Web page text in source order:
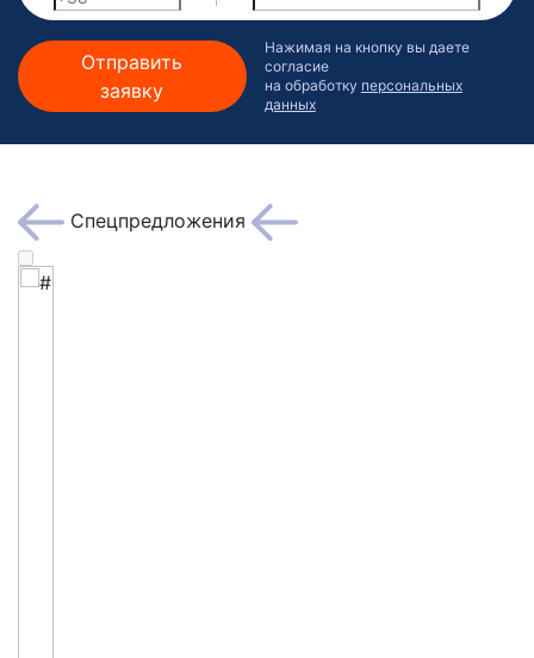
Отправить
заявку
Нажимая на кнопку вы даете
согласие
на обработку персональных
данных
Спецпредложения